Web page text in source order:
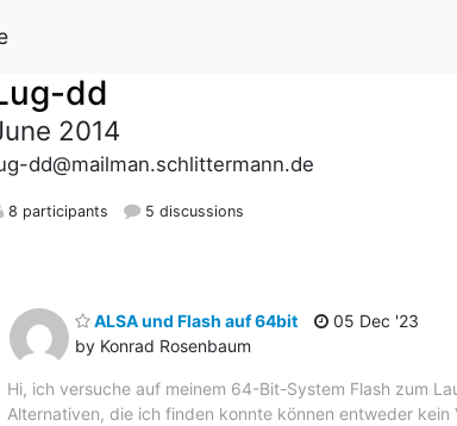
dd
2014
dd@mailman.schlittermann.de
8 participants 5 discussions
ALSA und Flash auf 64bit
by Konrad Rosenbaum
05 Dec '23
Hi, ich versuche auf meinem 64-Bit-System Flash zum
Alternativen, die ich finden konnte können entweder